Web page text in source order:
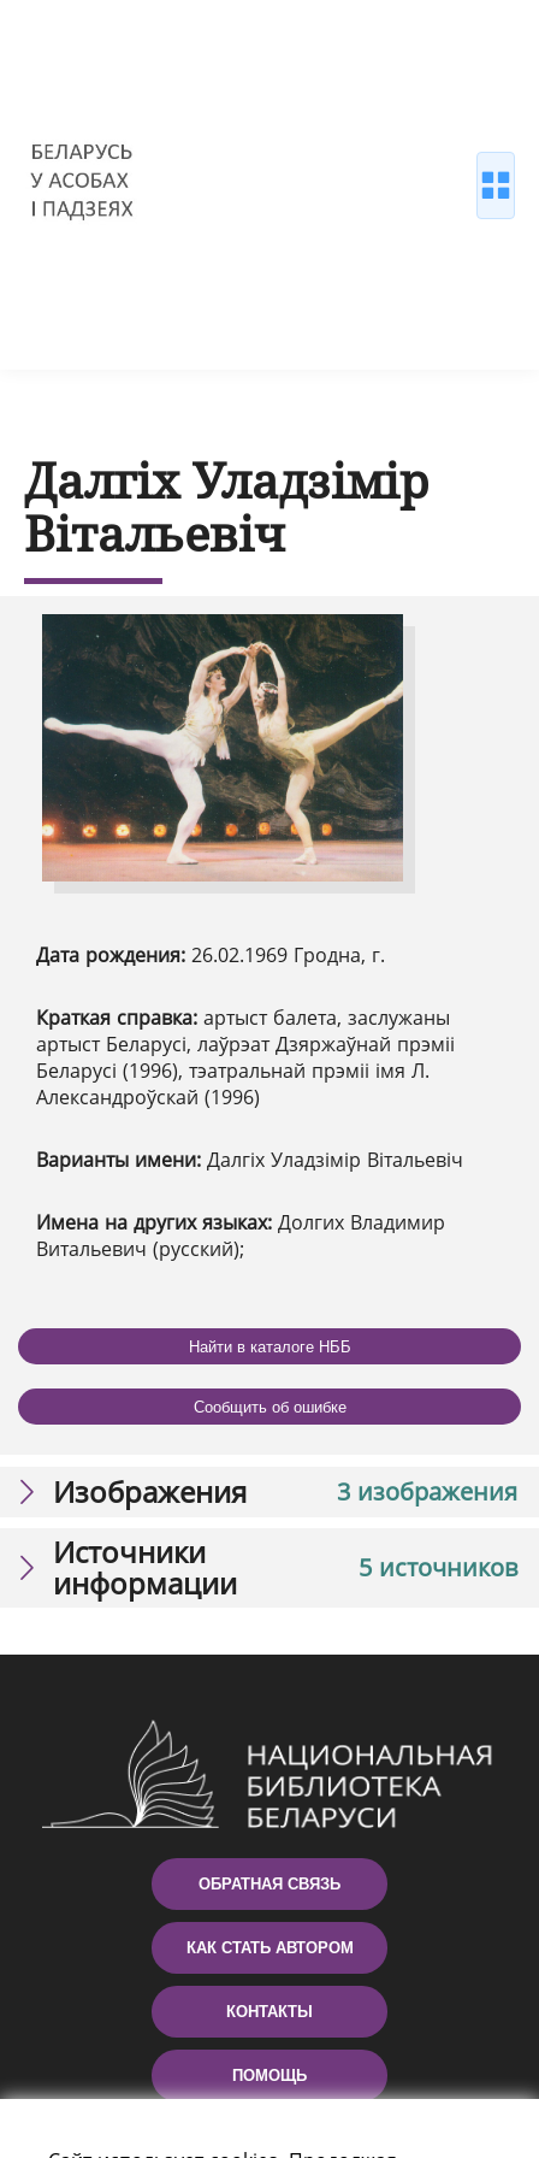
Далгіх Уладзімір
Вітальевіч
Дата рождения: 26.02.1969 Гродна, г.
Краткая справка: артыст балета, заслужаны
артыст Беларусі, лаўрэат Дзяржаўнай прэміі
Беларусі (1996), тэатральнай прэміі імя Л.
Александроўскай (1996)
Варианты имени: Далгіх Уладзімір Вітальевіч
Имена на других языках: Долгих Владимир
Витальевич (русский);
Найти в каталоге НББ
Сообщить об ошибке
3 изображения
Изображения
5 источников
Источники
информации
ОБРАТНАЯ СВЯЗЬ
КАК СТАТЬ АВТОРОМ
КОНТАКТЫ
ПОМОЩЬ